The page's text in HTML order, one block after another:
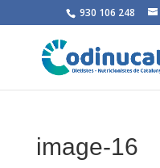
930 106 248
image-16